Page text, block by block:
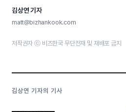
김상연 기자
matt@bizhankook.com
저작권자 ⓒ 비즈한국 무단전재 및 재배포 금지
김상연 기자의 기사